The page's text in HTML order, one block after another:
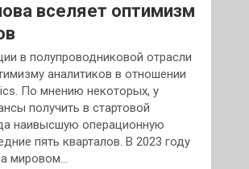
вселяет оптимизм
в полупроводниковой отрасли
аналитиков в отношении
По мнению некоторых, у
получить в стартовой
наивысшую операционную
пять кварталов. В 2023 году
мировом…